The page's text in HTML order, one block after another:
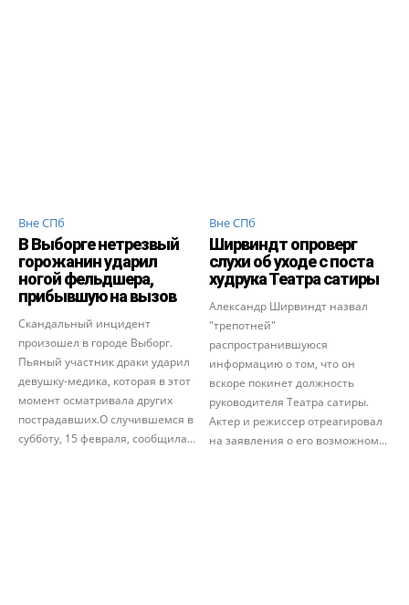
Вне СПб
В Выборге нетрезвый
горожанин ударил
ногой фельдшера,
прибывшую на вызов
Cкандальный инцидент
произошел в городе Выборг.
Пьяный участник драки ударил
девушку-медика, которая в этот
момент осматривала других
пострадавших.О случившемся в
субботу, 15 февраля, сообщила...
Вне СПб
Ширвиндт опроверг
слухи об уходе с поста
худрука Театра сатиры
Александр Ширвиндт назвал
"трепотней"
распространившуюся
информацию о том, что он
вскоре покинет должность
руководителя Театра сатиры.
Актер и режиссер отреагировал
на заявления о его возможном...